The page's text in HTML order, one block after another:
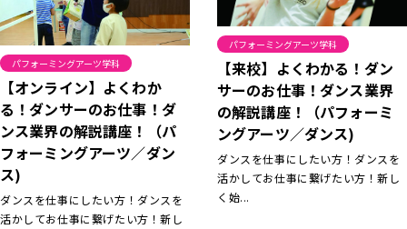
パフォーミングアーツ学科
【オンライン】よくわか
る！ダンサーのお仕事！ダ
ンス業界の解説講座！（パ
フォーミングアーツ／ダン
ス)
ダンスを仕事にしたい方！ダンスを
活かしてお仕事に繋げたい方！新し
パフォーミングアーツ学科
【来校】よくわかる！ダン
サーのお仕事！ダンス業界
の解説講座！（パフォーミ
ングアーツ／ダンス)
ダンスを仕事にしたい方！ダンスを
活かしてお仕事に繋げたい方！新し
く始...